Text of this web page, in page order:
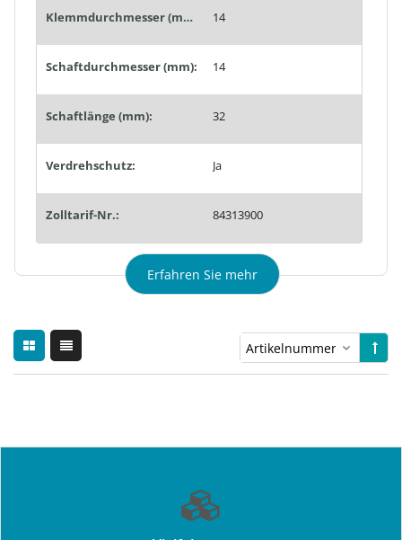
Klemmdurchmesser (mm): 14
Schaftdurchmesser (mm): 14
Schaftlänge (mm): 32
Verdrehschutz: Ja
Zolltarif-Nr.: 84313900
Erfahren Sie mehr